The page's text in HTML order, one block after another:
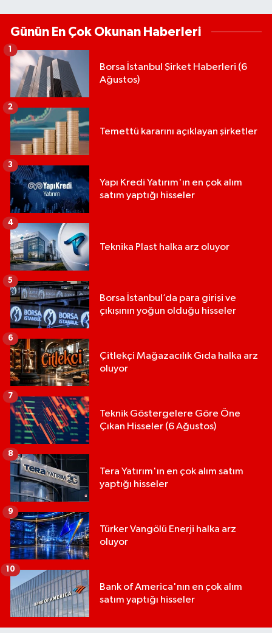
Günün En Çok Okunan Haberleri
Borsa İstanbul Şirket Haberleri (6
Ağustos)
Temettü kararını açıklayan şirketler
2
Yapı Kredi Yatırım'ın en çok alım
satım yaptığı hisseler
3
Teknika Plast halka arz oluyor
4
Borsa İstanbul’da para girişi ve
çıkışının yoğun olduğu hisseler
5
Çitlekçi Mağazacılık Gıda halka arz
oluyor
6
Teknik Göstergelere Göre Öne
Çıkan Hisseler (6 Ağustos)
7
Tera Yatırım'ın en çok alım satım
yaptığı hisseler
8
Türker Vangölü Enerji halka arz
oluyor
9
Bank of America'nın en çok alım
satım yaptığı hisseler
10